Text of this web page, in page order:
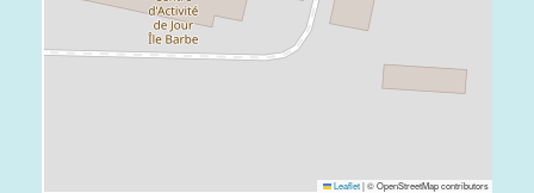
Leaflet|© OpenStreetMap contributors